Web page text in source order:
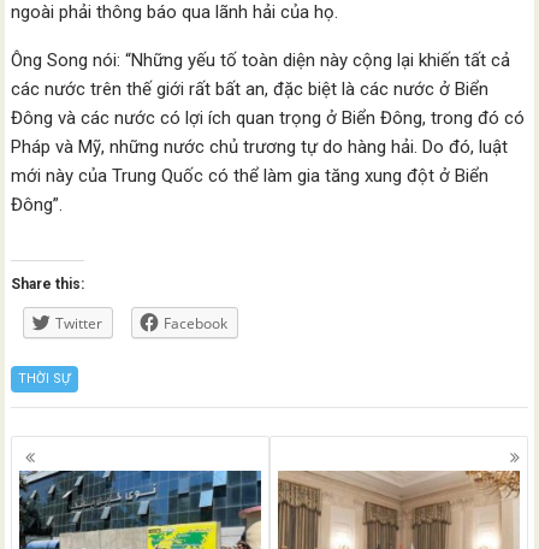
ngoài phải thông báo qua lãnh hải của họ.
Ông Song nói: “Những yếu tố toàn diện này cộng lại khiến tất cả
các nước trên thế giới rất bất an, đặc biệt là các nước ở Biển
Đông và các nước có lợi ích quan trọng ở Biển Đông, trong đó có
Pháp và Mỹ, những nước chủ trương tự do hàng hải. Do đó, luật
mới này của Trung Quốc có thể làm gia tăng xung đột ở Biển
Đông”.
Share this:
Twitter Facebook
THỜI SỰ
Posts
navigation